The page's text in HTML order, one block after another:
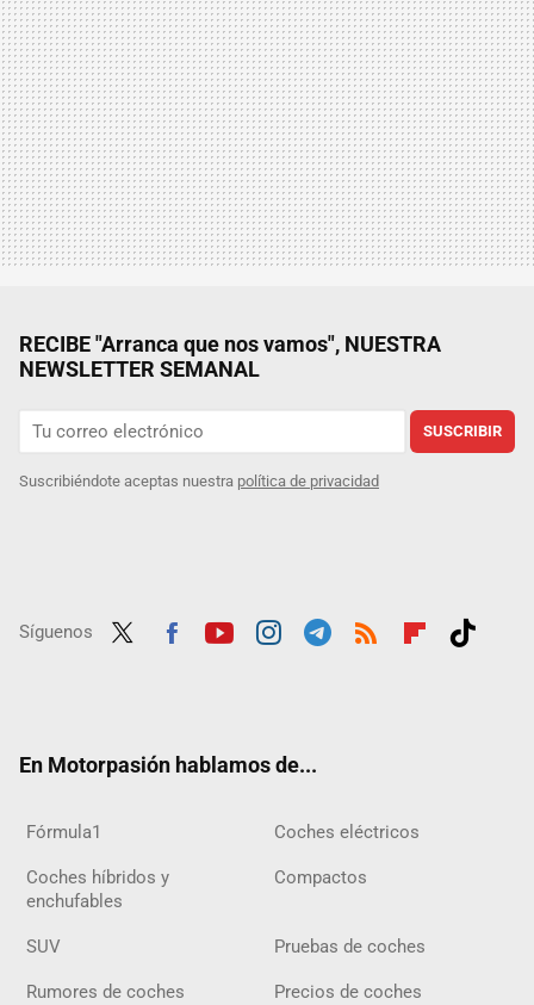
RECIBE "Arranca que nos vamos", NUESTRA
NEWSLETTER SEMANAL
SUSCRIBIR
Suscribiéndote aceptas nuestra política de privacidad
Síguenos
En Motorpasión hablamos de...
Fórmula1 Coches eléctricos
Coches híbridos y
enchufables
Compactos
SUV Pruebas de coches
Rumores de coches Precios de coches